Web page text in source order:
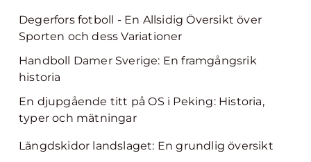
Degerfors fotboll - En Allsidig Översikt över
Sporten och dess Variationer
Handboll Damer Sverige: En framgångsrik
historia
En djupgående titt på OS i Peking: Historia,
typer och mätningar
Längdskidor landslaget: En grundlig översikt